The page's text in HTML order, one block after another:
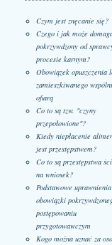
Czym jest znęcanie się?
Czego i jak może
pokrzywdzony od
procesie karnym?
Obowiązek opuszczenia
zamieszkiwanego
ofiarą
Co to są tzw. "czyny
przepołowione"?
Kiedy niepłacenie
jest przestępstwem?
Co to są przestępstwa
na wniosek?
Podstawowe
obowiązki
postępowaniu
przygotowawczym
Kogo można uznać za